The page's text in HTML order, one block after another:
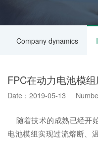
Company dynamics
FPC在动力电池模
Date：2019-05-13
随着技术的成熟已经开
电池模组实现过流熔断、